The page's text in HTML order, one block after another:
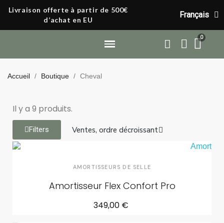
Livraison offerte à partir de 500€
d’achat en EU
Français
Accueil Boutique Cheval
Il y a 9 produits.
Filters
AMORTISSEURS DE SELLE
Amortisseur Flex Confort Pro
349,00 €